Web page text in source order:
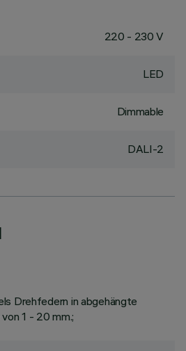
220 - 230 V
LED
Dimmable
DALI-2
Drehfedern in abgehängte
1 - 20 mm.;